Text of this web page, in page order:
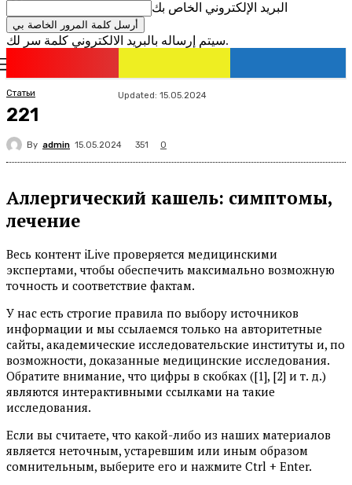
البريد الإلكتروني الخاص بك
سيتم إرساله بالبريد الالكتروني كلمة سر لك.
Статьи Updated: 15.05.2024
221
By admin 15.05.2024 351 0
Аллергический кашель: симптомы,
лечение
Весь контент iLive проверяется медицинскими
экспертами, чтобы обеспечить максимально возможную
точность и соответствие фактам.
У нас есть строгие правила по выбору источников
информации и мы ссылаемся только на авторитетные
сайты, академические исследовательские институты и, по
возможности, доказанные медицинские исследования.
Обратите внимание, что цифры в скобках ([1], [2] и т. д.)
являются интерактивными ссылками на такие
исследования.
Если вы считаете, что какой-либо из наших материалов
является неточным, устаревшим или иным образом
сомнительным, выберите его и нажмите Ctrl + Enter.